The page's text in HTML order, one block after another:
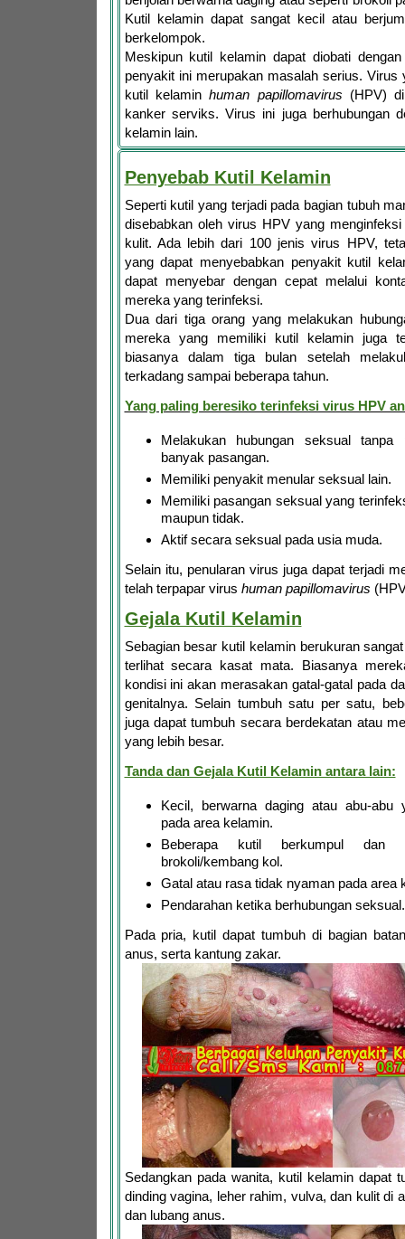
Kutil kelamin dapat sangat kecil atau
berkelompok.
Meskipun kutil kelamin dapat diobati
penyakit ini merupakan masalah serius. Virus
kutil kelaminhuman papillomavirus (HPV)
kanker serviks. Virus ini juga berhubungan
kelamin lain.
Penyebab Kutil Kelamin
Seperti kutil yang terjadi pada bagian tubuh
disebabkan oleh virus HPV yang
kulit. Ada lebih dari 100 jenis virus HPV,
yang dapat menyebabkan penyakit kutil
dapat menyebar dengan cepat melalui
mereka yang terinfeksi.
Dua dari tiga orang yang melakukan
mereka yang memiliki kutil kelamin juga
biasanya dalam tiga bulan setelah
terkadang sampai beberapa tahun.
Yang paling beresiko terinfeksi virus HPV
Melakukan hubungan seksual tanpa
banyak pasangan.
Memiliki penyakit menular seksual lain.
Memiliki pasangan seksual yang
maupun tidak.
Aktif secara seksual pada usia muda.
Selain itu, penularan virus juga dapat terjadi
telah terpapar virus human papillomavirus
Gejala Kutil Kelamin
Sebagian besar kutil kelamin berukuran
terlihat secara kasat mata. Biasanya
kondisi ini akan merasakan gatal-gatal pada
genitalnya. Selain tumbuh satu per satu,
juga dapat tumbuh secara berdekatan atau
yang lebih besar.
Tanda dan Gejala Kutil Kelamin antara lain:
Kecil, berwarna daging atau abu-abu
pada area kelamin.
Beberapa kutil berkumpul dan
brokoli/kembang kol.
Gatal atau rasa tidak nyaman pada area
Pendarahan ketika berhubungan seksual.
Pada pria, kutil dapat tumbuh di bagian
anus, serta kantung zakar.
Sedangkan pada wanita, kutil kelamin dapat
dinding vagina, leher rahim, vulva, dan kulit di
dan lubang anus.